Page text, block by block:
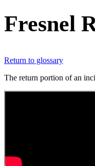
支
持
务
如
何
联
Fresnel
Return to glossary
The return portion of an